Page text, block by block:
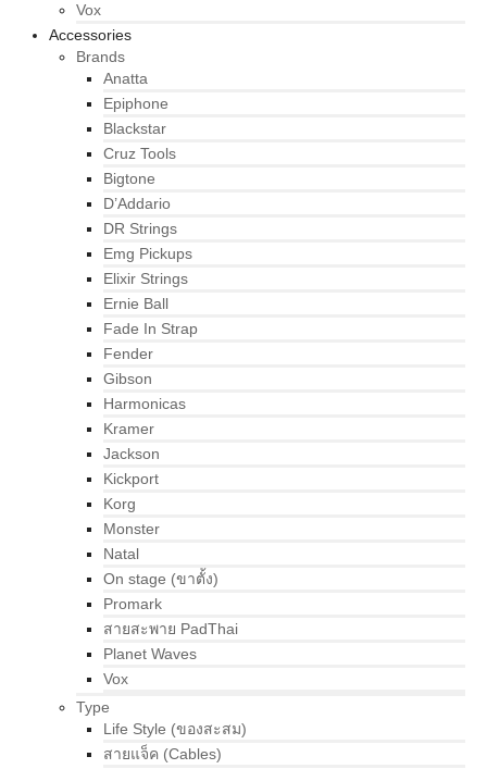
Vox
Accessories
Brands
Anatta
Epiphone
Blackstar
Cruz Tools
Bigtone
D’Addario
DR Strings
Emg Pickups
Elixir Strings
Ernie Ball
Fade In Strap
Fender
Gibson
Harmonicas
Kramer
Jackson
Kickport
Korg
Monster
Natal
On stage (ขาตั้ง)
Promark
สายสะพาย PadThai
Planet Waves
Vox
Type
Life Style (ของสะสม)
สายแจ็ค (Cables)